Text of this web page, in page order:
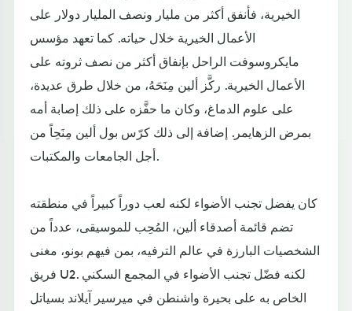
الخيرية، فأنفق أكثر من مليار ونصف المليار دولار على
الأعمال الخيرية خلال حياته. كما تعهد مؤسس
مايكروسوفت الراحل بإنفاق أكثر من نصف ثروته على
الأعمال الخيرية. ركَّز ألين مِنَحَهُ، من خلال طرق عديدة،
على علوم الدماغ، وكان ما حفَّزه على ذلك إصابة أمه
بمرض الزهايمر. إضافة إلى ذلك كرّس بول ألين مِنَحِاً من
أجل الجامعات والمكتبات.
كان يفضل تجنب الأضواء لكنه لعب دوراً كبيراً في منطقته
تضم قائمة أصدقاء ألين، المُحِب للموسيقى، عدداً من
الشخصيات البارزة في عالم الترفيه، بمن فيهم بونو، مغنى
فريق U2. لكنه فضّل تجنب الأضواء في المجمع السكني
الخاص به على بحيرة واشنطن في ميرسير آيلاند بسياتل